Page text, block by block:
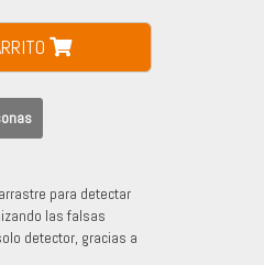
para detectar
las falsas
detector, gracias a